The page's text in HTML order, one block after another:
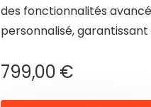
des fonctionnalités
personnalisé,
799,00 €